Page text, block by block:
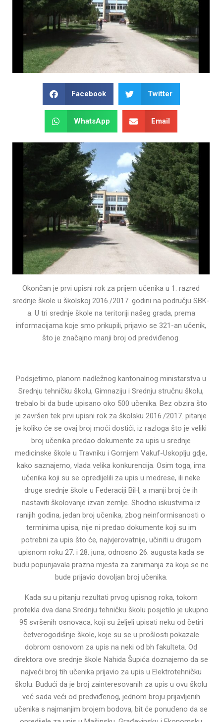
Facebook Twitter
WhatsApp Email
Okončan je prvi upisni rok za prijem učenika u 1. razred
srednje škole u školskoj 2016./2017. godini na području SBK-
a. U tri srednje škole na teritoriji našeg grada, prema
informacijama koje smo prikupili, prijavio se 321-an učenik,
što je značajno manji broj od predviđenog.
Podsjetimo, planom nadležnog kantonalnog ministarstva u
Srednju tehničku školu, Gimnaziju i Srednju stručnu školu,
trebalo bi da bude upisano oko 500 učenika. Bez obzira što
je završen tek prvi upisni rok za školsku 2016./2017. pitanje
je koliko će se ovaj broj moći dostići, iz razloga što je veliki
broj učenika predao dokumente za upis u srednje
medicinske škole u Travniku i Gornjem Vakuf-Uskoplju gdje,
kako saznajemo, vlada velika konkurencija. Osim toga, ima
učenika koji su se opredijelili za upis u medrese, ili neke
druge srednje škole u Federaciji BiH, a manji broj će ih
nastaviti školovanje izvan zemlje. Shodno iskustvima iz
ranijih godina, jedan broj učenika, zbog neinformisanosti o
terminima upisa, nije ni predao dokumente koji su im
potrebni za upis što će, najvjerovatnije, učiniti u drugom
upisnom roku 27. i 28. juna, odnosno 26. augusta kada se
budu popunjavala prazna mjesta za zanimanja za koja se ne
bude prijavio dovoljan broj učenika.
Kada su u pitanju rezultati prvog upisnog roka, tokom
protekla dva dana Srednju tehničku školu posjetilo je ukupno
95 svršenih osnovaca, koji su željeli upisati neku od četiri
četverogodišnje škole, koje su se u prošlosti pokazale
dobrom osnovom za upis na neki od bh fakulteta. Od
direktora ove srednje škole Nahida Šupića doznajemo da se
najveći broj tih učenika prijavio za upis u Elektrotehničku
školu. Budući da je broj zainteresovanih za upis u ovu školu
već sada veći od predviđenog, jednom broju prijavljenih
učenika s najmanjim brojem bodova, bit će ponuđeno da se